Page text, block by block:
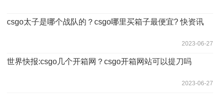
csgo太子是哪个战队的？csgo哪里买箱子最便宜? 快资讯
2023-06-27
世界快报:csgo几个开箱网？csgo开箱网站可以提刀吗
2023-06-27